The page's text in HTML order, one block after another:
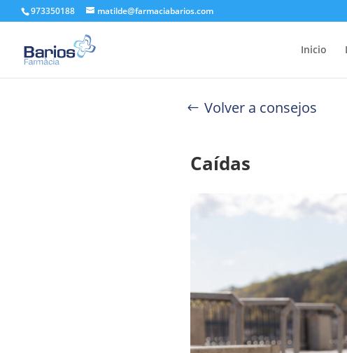
973350188 matilde@farmaciabarios.com
Inicio
Volver a consejos
Caídas